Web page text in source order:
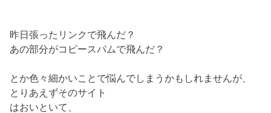
昨日張ったリンクで飛んだ？
あの部分がコピースパムで飛んだ？
とか色々細かいことで悩んでしまうかもしれませんが、
とりあえずそのサイト
はおいといて、